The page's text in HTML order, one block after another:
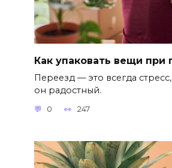
Как упаковать вещи при
Переезд — это всегда
он радостный.
0 247